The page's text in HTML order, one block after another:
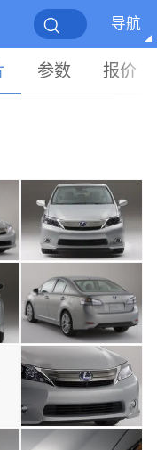
导航
参数 报价